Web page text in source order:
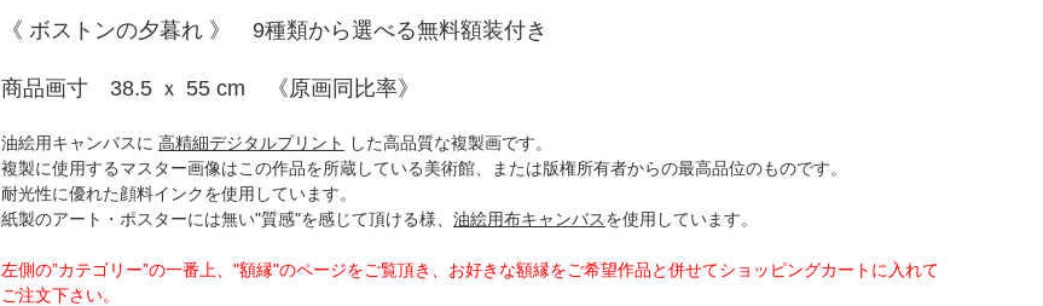
《 ボストンの夕暮れ 》 9種類から選べる無料額装付き
商品画寸 38.5 ｘ 55 cm 《原画同比率》
油絵用キャンバスに 高精細デジタルプリント
した高品質な複製画です。
複製に使用するマスター画像はこの作品を所蔵している美術館、または版権所有者からの最高品位のものです。
耐光性に優れた顔料インクを使用しています。
紙製のアート・ポスターには無い"質感"を感じて頂ける様、 油絵用布キャンバスを使用しています。
左側の”カテゴリー”の一番上、"額縁"のページをご覧頂き、お好きな額縁をご希望作品と併せてショッピングカートに入れて
ご注文下さい。